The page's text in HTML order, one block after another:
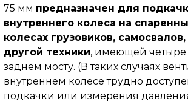
75 мм предназначен для
внутреннего колеса на
колесах грузовиков,
другой техники, имеющей четыре
заднем мосту. (В таких случаях
внутреннем колесе трудно
подкачки или измерения